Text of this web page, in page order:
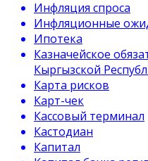
Инфляция спроса
Инфляционные
Ипотека
Казначейское
Кыргызской
Карта рисков
Карт-чек
Кассовый терминал
Кастодиан
Капитал